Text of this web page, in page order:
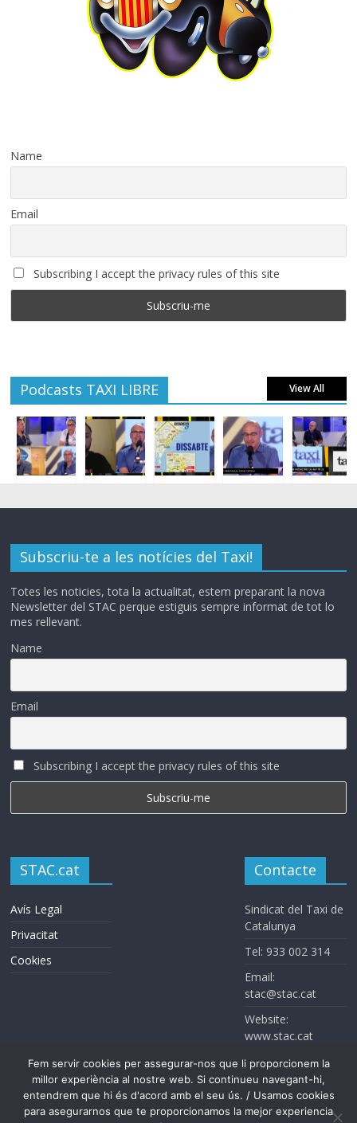
Name
Email
Subscribing I accept the privacy rules of this site
Podcasts TAXI LIBRE View All
Subscriu-te a les notícies del Taxi!
Totes les noticies, tota la actualitat, estem preparant la nova
Newsletter del STAC perque estiguis sempre informat de tot lo
mes rellevant.
Name
Email
Subscribing I accept the privacy rules of this site
STAC.cat
Avís Legal
Privacitat
Cookies
Contacte
Sindicat del Taxi de
Catalunya
Tel: 933 002 314
Email:
stac@stac.cat
Website:
www.stac.cat
Fem servir cookies per assegurar-nos que li proporcionem la
millor experiència al nostre web. Si continueu navegant-hi,
entendrem que hi és d'acord amb el seu ús. / Usamos cookies
para asegurarnos que te proporcionamos la mejor experiencia